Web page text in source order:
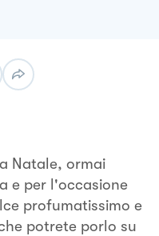
Natale, ormai
e per l'occasione
profumatissimo e
potrete porlo su